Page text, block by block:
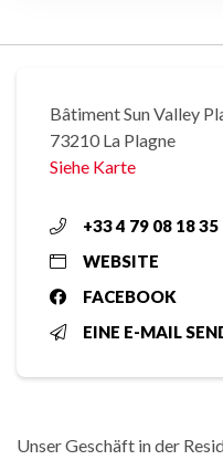
Bâtiment Sun Valley
73210 La Plagne
Siehe Karte
+33 4 79 08 18 35
WEBSITE
FACEBOOK
EINE E-MAIL
Unser Geschäft in der